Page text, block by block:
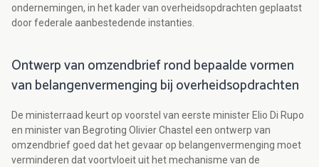
ondernemingen, in het kader van overheidsopdrachten geplaatst
door federale aanbestedende instanties.
Ontwerp van omzendbrief rond bepaalde vormen
van belangenvermenging bij overheidsopdrachten
De ministerraad keurt op voorstel van eerste minister Elio Di Rupo
en minister van Begroting Olivier Chastel een ontwerp van
omzendbrief goed dat het gevaar op belangenvermenging moet
verminderen dat voortvloeit uit het mechanisme van de